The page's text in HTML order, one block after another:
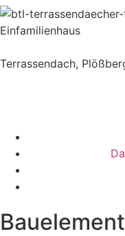
Einfamilienhaus
Terrassendach,